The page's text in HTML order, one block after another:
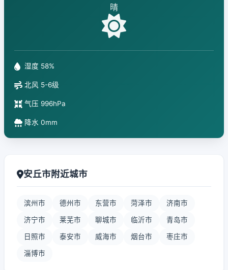
晴
湿度 58%
北风 5-6级
气压 996hPa
降水 0mm
安丘市附近城市
滨州市 德州市 东营市 菏泽市 济南市
济宁市 莱芜市 聊城市 临沂市 青岛市
日照市 泰安市 威海市 烟台市 枣庄市
淄博市